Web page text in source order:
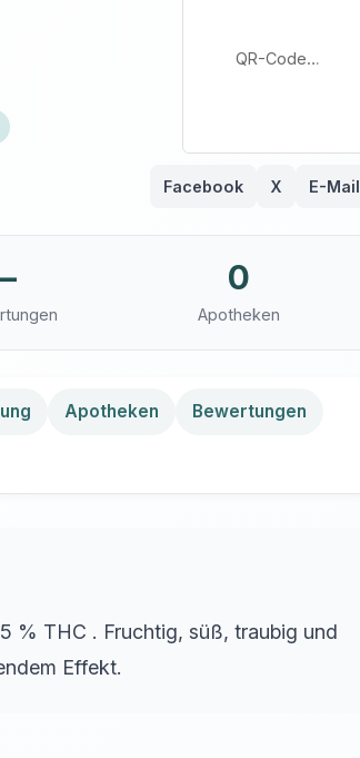
QR-Code…
Facebook X E-Mail
0
Apotheken
Apotheken Bewertungen
% THC . Fruchtig, süß, traubig und
Effekt.